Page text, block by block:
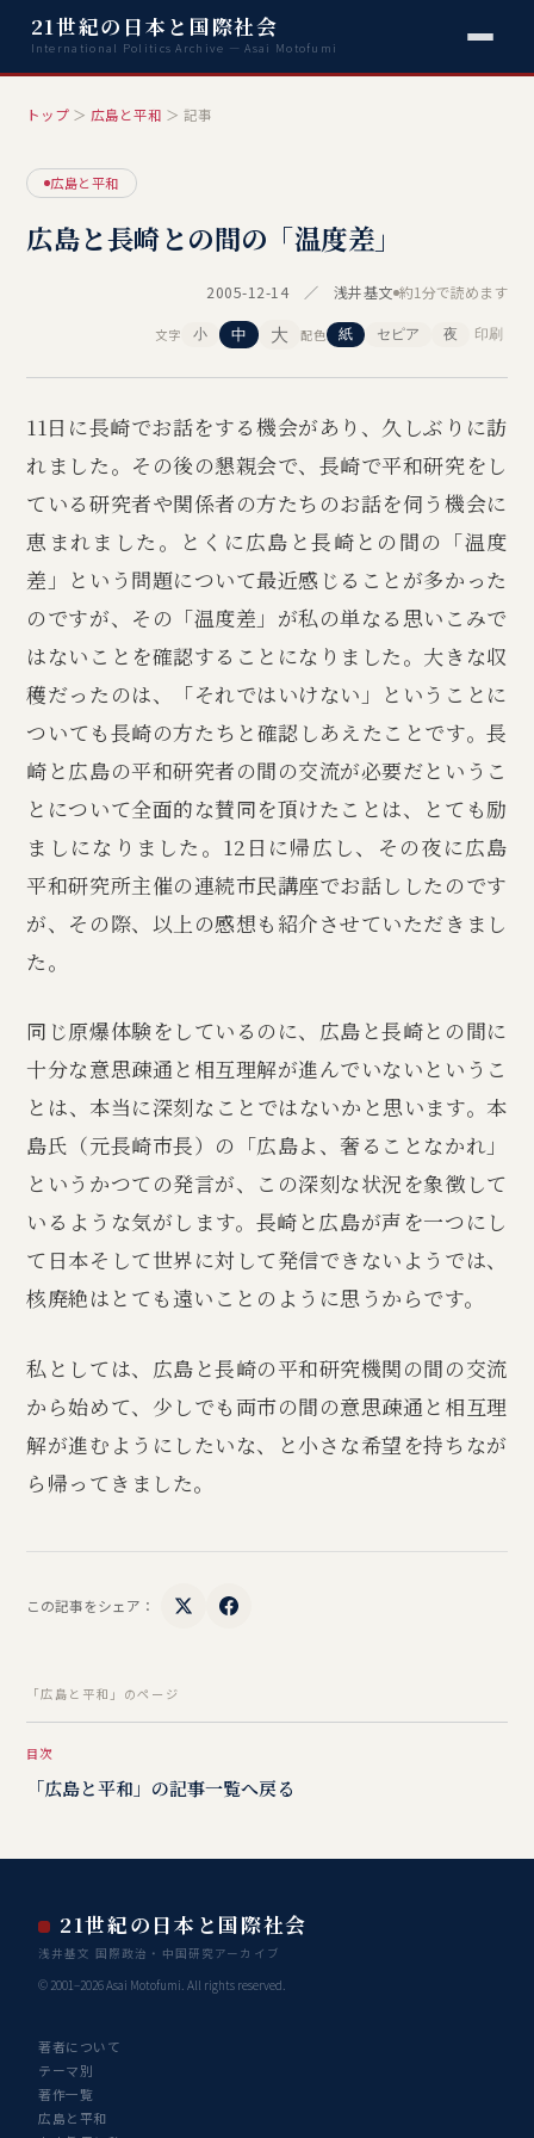
21世紀の日本と国際社会
International Politics Archive — Asai Motofumi
トップ ＞ 広島と平和 ＞ 記事
広島と平和
広島と長崎との間の「温度差」
2005-12-14 ／ 浅井基文 約1分で読めます
文字 小 中 大 配色 紙 セピア 夜 印刷
11日に長崎でお話をする機会があり、久しぶりに訪
れました。その後の懇親会で、長崎で平和研究をし
ている研究者や関係者の方たちのお話を伺う機会に
恵まれました。とくに広島と長崎との間の「温度
差」という問題について最近感じることが多かった
のですが、その「温度差」が私の単なる思いこみで
はないことを確認することになりました。大きな収
穫だったのは、「それではいけない」ということに
ついても長崎の方たちと確認しあえたことです。長
崎と広島の平和研究者の間の交流が必要だというこ
とについて全面的な賛同を頂けたことは、とても励
ましになりました。12日に帰広し、その夜に広島
平和研究所主催の連続市民講座でお話ししたのです
が、その際、以上の感想も紹介させていただきまし
た。
同じ原爆体験をしているのに、広島と長崎との間に
十分な意思疎通と相互理解が進んでいないというこ
とは、本当に深刻なことではないかと思います。本
島氏（元長崎市長）の「広島よ、奢ることなかれ」
というかつての発言が、この深刻な状況を象徴して
いるような気がします。長崎と広島が声を一つにし
て日本そして世界に対して発信できないようでは、
核廃絶はとても遠いことのように思うからです。
私としては、広島と長崎の平和研究機関の間の交流
から始めて、少しでも両市の間の意思疎通と相互理
解が進むようにしたいな、と小さな希望を持ちなが
ら帰ってきました。
この記事をシェア：
「広島と平和」のページ
目次
「広島と平和」の記事一覧へ戻る
21世紀の日本と国際社会
浅井基文 国際政治・中国研究アーカイブ
© 2001–2026 Asai Motofumi. All rights reserved.
著者について
テーマ別
著作一覧
広島と平和